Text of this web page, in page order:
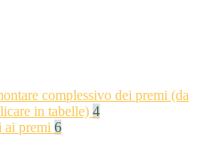
complessivo dei premi (da
in tabelle) 4
ai premi 6